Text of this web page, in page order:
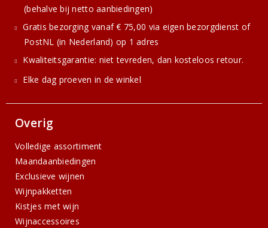
(behalve bij netto aanbiedingen)
Gratis bezorging vanaf € 75,00 via eigen bezorgdienst of
PostNL (in Nederland) op 1 adres
Kwaliteitsgarantie: niet tevreden, dan kosteloos retour.
Elke dag proeven in de winkel
Overig
Volledige assortiment
Maandaanbiedingen
Exclusieve wijnen
Wijnpakketten
Kistjes met wijn
Wijnaccessoires